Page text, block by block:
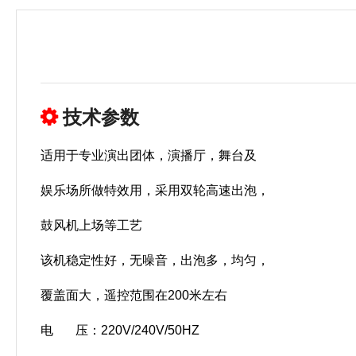
技术参数
适用于专业演出团体，演播厅，舞台及
娱乐场所做特效用，采用双轮高速出泡，
鼓风机上场等工艺
该机稳定性好，无噪音，出泡多，均匀，
覆盖面大，遥控范围在200米左右
电 压：220V/240V/50HZ